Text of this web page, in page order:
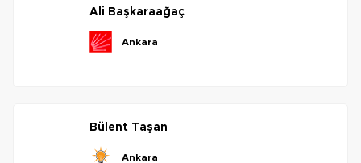
ali başkaraağaç
ankara
bülent taşan
ankara